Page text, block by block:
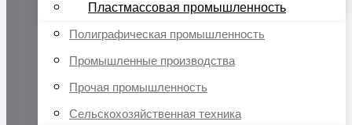
Пластмассовая промышленность
Полиграфическая промышленность
Промышленные производства
Прочая промышленность
Сельскохозяйственная техника